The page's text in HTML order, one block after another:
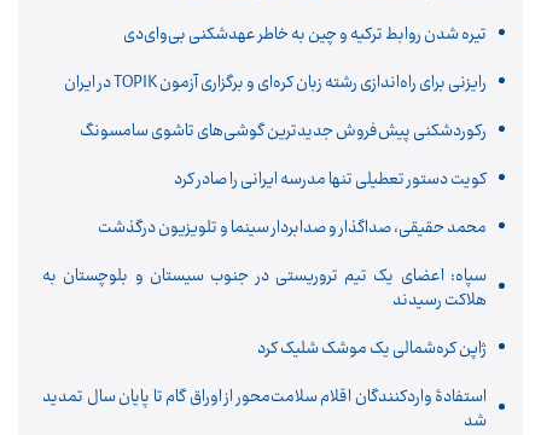
تیره شدن روابط ترکیه و چین به خاطر عهدشکنی بی‌وای‌دی
رایزنی برای راه‌اندازی رشته زبان کره‌ای و برگزاری آزمون TOPIK در ایران
رکوردشکنی پیش‌فروش جدیدترین گوشی‌های تاشوی سامسونگ
کویت دستور تعطیلی تنها مدرسه ایرانی را صادر کرد
محمد حقیقی، صداگذار و صدابردار سینما و تلویزیون درگذشت
سپاه: اعضای یک تیم تروریستی در جنوب سیستان و بلوچستان به
هلاکت رسیدند
ژاپن کره‌شمالی یک موشک شلیک کرد
استفادۀ واردکنندگان اقلام سلامت‌محور از اوراق گام تا پایان سال تمدید
شد